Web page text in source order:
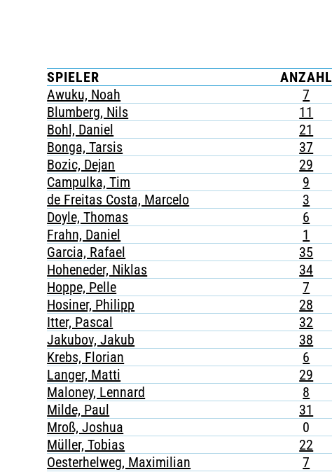
SPIELER
ANZAHL
Awuku, Noah
7
Blumberg, Nils
11
Bohl, Daniel
21
Bonga, Tarsis
37
Bozic, Dejan
29
Campulka, Tim
9
de Freitas Costa, Marcelo
3
Doyle, Thomas
6
Frahn, Daniel
1
Garcia, Rafael
35
Hoheneder, Niklas
34
Hoppe, Pelle
7
Hosiner, Philipp
28
Itter, Pascal
32
Jakubov, Jakub
38
Krebs, Florian
6
Langer, Matti
29
Maloney, Lennard
8
Milde, Paul
31
Mroß, Joshua
0
Müller, Tobias
22
Oesterhelweg, Maximilian
7